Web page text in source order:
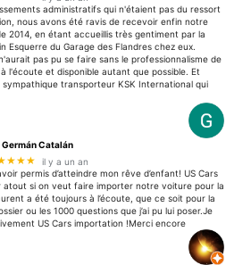
administratifs qui n'étaient pas du ressort
nous avons été ravis de recevoir enfin notre
2014, en étant accueillis très gentiment par la
Esquerre du Garage des Flandres chez eux.
pas pu se faire sans le professionnalisme de
l'écoute et disponible autant que possible. Et
transporteur KSK International qui
Germán Catalán
il y a un an
permis d’atteindre mon rêve d’enfant! US Cars
atout si on veut faire importer notre voiture pour la
a été toujours à l’écoute, que ce soit pour la
ou les 1000 questions que j’ai pu lui poser.Je
US Cars importation !Merci encore